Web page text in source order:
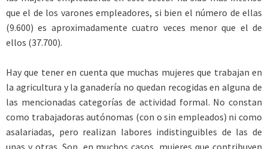
que el de los varones empleadores, si bien el número de ellas
(9.600) es aproximadamente cuatro veces menor que el de
ellos (37.700).
Hay que tener en cuenta que muchas mujeres que trabajan en
la agricultura y la ganadería no quedan recogidas en alguna de
las mencionadas categorías de actividad formal. No constan
como trabajadoras autónomas (con o sin empleados) ni como
asalariadas, pero realizan labores indistinguibles de las de